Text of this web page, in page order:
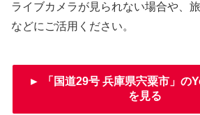
ライブカメラが見られない場合や、
などにご活用ください。
► 「国道29号 兵庫県宍粟市」の
を見る